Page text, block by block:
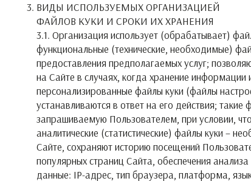
ВИДЫ ИСПОЛЬЗУЕМЫХ ОРГАНИЗАЦИЕЙ
ФАЙЛОВ КУКИ И СРОКИ ИХ ХРАНЕНИЯ
3.1. Организация использует (обрабатывает)
функциональные (технические, необходимые)
предоставления предполагаемых услуг;
на Сайте в случаях, когда хранение
персонализированные файлы куки (файлы
устанавливаются в ответ на его действия;
запрашиваемую Пользователем, при условии,
аналитические (статистические) файлы куки –
Сайте, сохраняют историю посещений
популярных страниц Сайта, обеспечения
данные: IP-адрес, тип браузера, платформа,